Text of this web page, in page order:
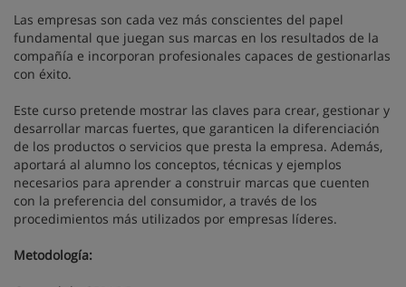
Las empresas son cada vez más conscientes del papel
fundamental que juegan sus marcas en los resultados de la
compañía e incorporan profesionales capaces de gestionarlas
con éxito.
Este curso pretende mostrar las claves para crear, gestionar y
desarrollar marcas fuertes, que garanticen la diferenciación
de los productos o servicios que presta la empresa. Además,
aportará al alumno los conceptos, técnicas y ejemplos
necesarios para aprender a construir marcas que cuenten
con la preferencia del consumidor, a través de los
procedimientos más utilizados por empresas líderes.
Metodología: